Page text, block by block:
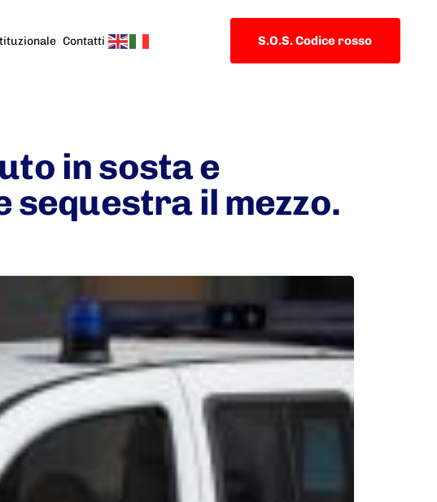
Contatti S.O.S. Codice rosso
in sosta e
sequestra il mezzo.